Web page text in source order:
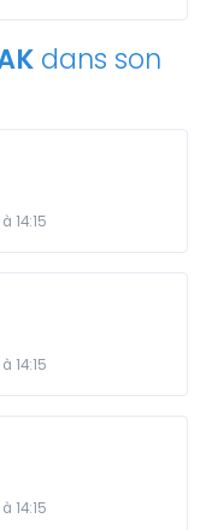
dans son
14:15
14:15
14:15